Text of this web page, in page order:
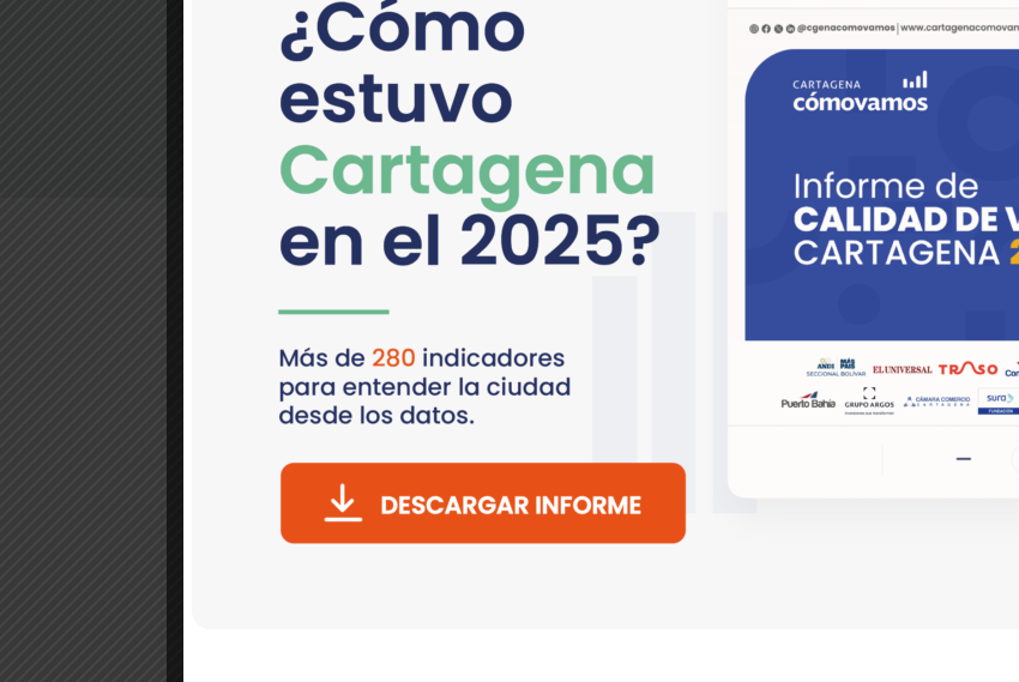
>Contáctanos:
Pie del Cerro, Cl. 30 No. 17-36
(Periódico El Universal) Cartagena, Colombia.
(5) 649 9090 EXT. 274
comunicaciones@cartagenacomovamos.org
¡20 años monitoreando los
la calidad de vida de los
cartageneras!
Copyright © 2018 - 2026 All rights reserved |EL UNIVERSAL